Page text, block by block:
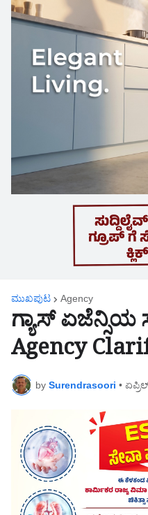
ಮುಖಪುಟ Agency
ಗ್ಯಾಸ್ ಏಜೆನ್ಸಿಯ
Agency
by Surendrasoori •